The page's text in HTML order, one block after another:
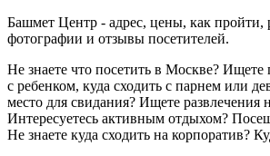
Башмет Центр - адрес, цены, как пройти,
фотографии и отзывы посетителей.
Не знаете что посетить в Москве? Ищете
с ребенком, куда сходить с парнем или
место для свидания? Ищете развлечения
Интересуетесь активным отдыхом?
Не знаете куда сходить на корпоратив?